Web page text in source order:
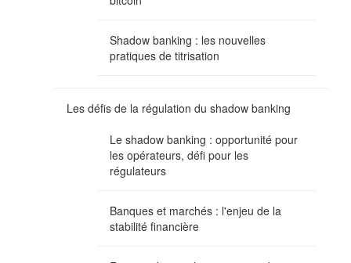
Shadow banking : les nouvelles
pratiques de titrisation
Les défis de la régulation du shadow banking
Le shadow banking : opportunité pour
les opérateurs, défi pour les
régulateurs
Banques et marchés : l'enjeu de la
stabilité financière